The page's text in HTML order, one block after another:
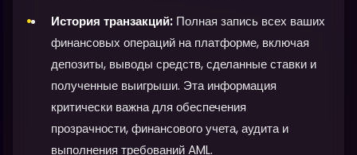
История транзакций: Полная запись всех ваших
финансовых операций на платформе, включая
депозиты, выводы средств, сделанные ставки и
полученные выигрыши. Эта информация
критически важна для обеспечения
прозрачности, финансового учета, аудита и
выполнения требований AML.